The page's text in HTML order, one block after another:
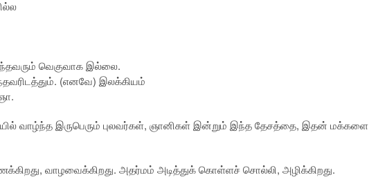
வெகுவாக இல்லை.
(எனவே) இலக்கியம்
வாழ்ந்த இருபெரும் புலவர்கள், ஞானிகள் இன்றும் இந்த தேசத்தை, இதன் மக்களை
வாழவைக்கிறது. அதர்மம் அடித்துக் கொள்ளச் சொல்லி, அழிக்கிறது.